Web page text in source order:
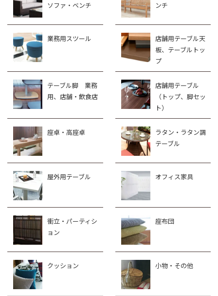
ソファ・ベンチ
ンチ
業務用スツール
店舗用テーブル天
板、テーブルトッ
プ
テーブル脚 業務
用、店舗・飲食店
店舗用テーブル
（トップ、脚セッ
ト）
座卓・高座卓
ラタン・ラタン調
テーブル
屋外用テーブル オフィス家具
衝立・パーティシ
ョン
座布団
クッション 小物・その他